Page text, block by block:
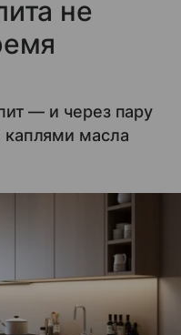
не
— и через пару
масла